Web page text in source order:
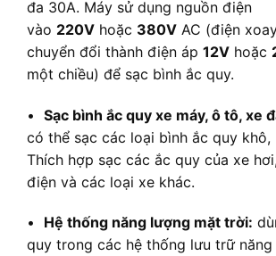
đa 30A. Máy sử dụng nguồn điện
vào 220V hoặc 380V AC (điện
chuyển đổi thành điện áp 12V hoặc
một chiều) để sạc bình ắc quy.
• Sạc bình ắc quy xe máy, ô tô, xe
có thể sạc các loại bình ắc quy khô,
Thích hợp sạc các ắc quy của xe
điện và các loại xe khác.
• Hệ thống năng lượng mặt trời:
quy trong các hệ thống lưu trữ